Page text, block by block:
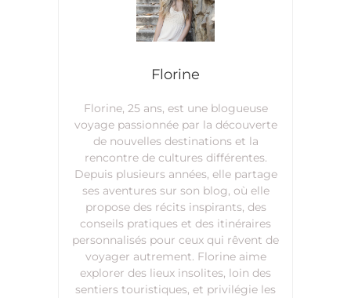
Florine
Florine, 25 ans, est une blogueuse
voyage passionnée par la découverte
de nouvelles destinations et la
rencontre de cultures différentes.
Depuis plusieurs années, elle partage
ses aventures sur son blog, où elle
propose des récits inspirants, des
conseils pratiques et des itinéraires
personnalisés pour ceux qui rêvent de
voyager autrement. Florine aime
explorer des lieux insolites, loin des
sentiers touristiques, et privilégie les